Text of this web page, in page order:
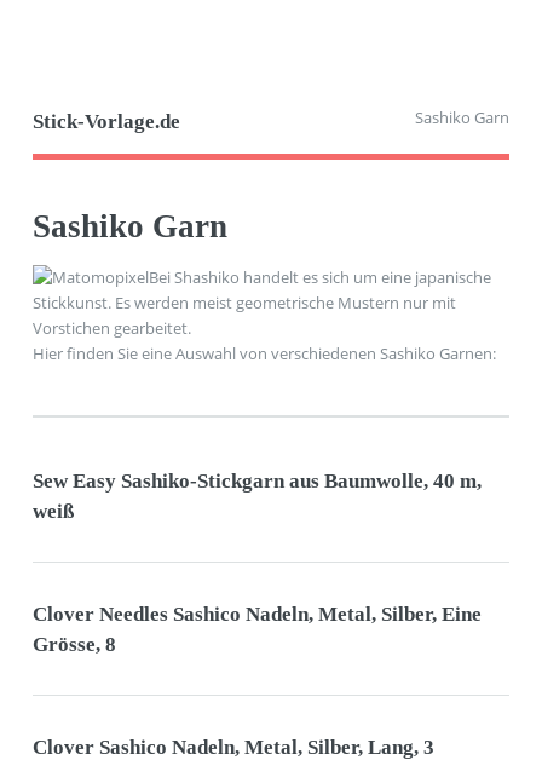
Stick-Vorlage.de Sashiko Garn
Sashiko Garn
Bei Shashiko handelt es sich um eine japanische
Stickkunst. Es werden meist geometrische Mustern nur mit
Vorstichen gearbeitet.
Hier finden Sie eine Auswahl von verschiedenen Sashiko Garnen:
Sew Easy Sashiko-Stickgarn aus Baumwolle, 40 m,
weiß
Clover Needles Sashico Nadeln, Metal, Silber, Eine
Grösse, 8
Clover Sashico Nadeln, Metal, Silber, Lang, 3